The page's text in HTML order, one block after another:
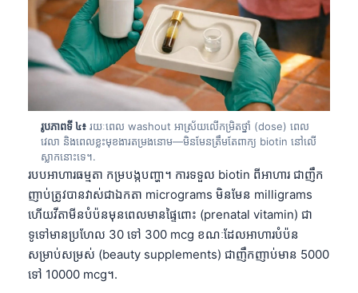
រូបភាពទី ៤៖ រយៈពេល washout អាស្រ័យលើកម្រិតថ្នាំ (dose) ពេល
វេលា និងពេលខ្លះមុខងារតម្រងនោម—មិនមែនត្រឹមតែពាក្យ biotin នៅលើ
ស្លាកនោះទេ។.
របបអាហារធម្មតា កម្របង្កបញ្ហា។ ការទទួល biotin ពីអាហារ ជាញឹក
ញាប់ត្រូវបានវាស់ជាឯកតា micrograms មិនមែន milligrams
ហើយវីតាមីនបំប៉នមុនពេលមានផ្ទៃពោះ (prenatal vitamin) ជា
ទូទៅមានប្រហែល 30 ទៅ 300 mcg ខណៈដែលអាហារបំប៉ន
សម្រាប់សម្រស់ (beauty supplements) ជាញឹកញាប់មាន 5000
ទៅ 10000 mcg។.